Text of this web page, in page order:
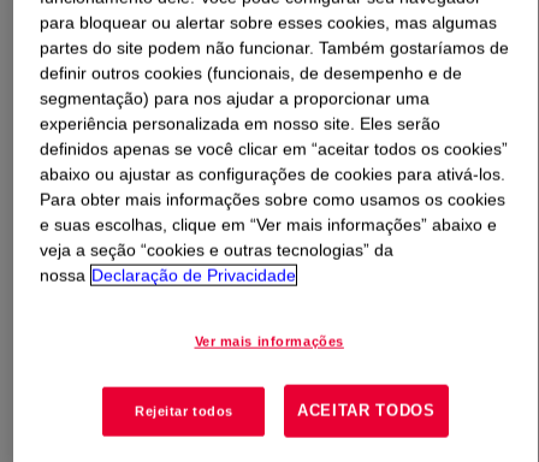
Usos
Automotive
Furniture
Metal
Specialty polishes
Antiperspirants, and other personal care products
para bloquear ou alertar sobre esses cookies, mas algumas
partes do site podem não funcionar. Também gostaríamos de
definir outros cookies (funcionais, de desempenho e de
segmentação) para nos ajudar a proporcionar uma
experiência personalizada em nosso site. Eles serão
definidos apenas se você clicar em “aceitar todos os cookies”
abaixo ou ajustar as configurações de cookies para ativá-los.
Para obter mais informações sobre como usamos os cookies
e suas escolhas, clique em “Ver mais informações” abaixo e
veja a seção “cookies e outras tecnologias” da
nossa Declaração de Privacidade
Ver mais informações
Rejeitar todos ACEITAR TODOS